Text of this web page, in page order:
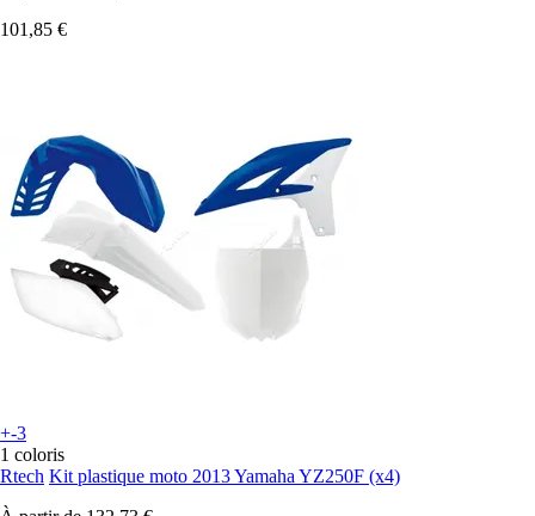
101,85 €
+-3
1 coloris
Rtech Kit plastique moto 2013 Yamaha YZ250F (x4)